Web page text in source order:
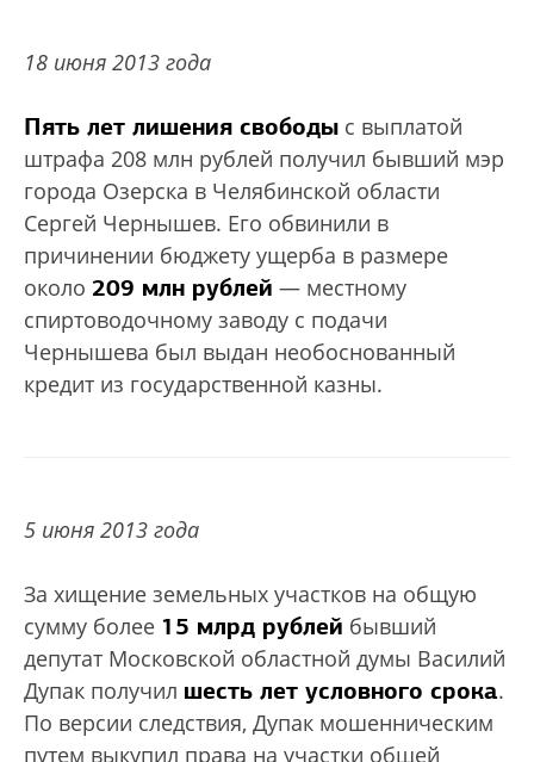
18 июня 2013 года
Пять лет лишения свободы с выплатой
штрафа 208 млн рублей получил бывший мэр
города Озерска в Челябинской области
Сергей Чернышев. Его обвинили в
причинении бюджету ущерба в размере
около 209 млн рублей — местному
спиртоводочному заводу с подачи
Чернышева был выдан необоснованный
кредит из государственной казны.
5 июня 2013 года
За хищение земельных участков на общую
сумму более 15 млрд рублей бывший
депутат Московской областной думы Василий
Дупак получил шесть лет условного срока.
По версии следствия, Дупак мошенническим
путем выкупил права на участки общей